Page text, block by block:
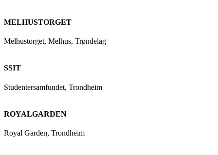
MELHUSTORGET
Melhustorget, Melhus, Trøndelag
SSIT
Studentersamfundet, Trondheim
ROYALGARDEN
Royal Garden, Trondheim